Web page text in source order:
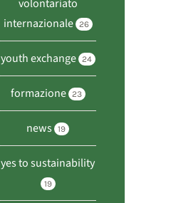
volontariato
internazionale 26
youth exchange 24
formazione 23
news 19
yes to sustainability
19